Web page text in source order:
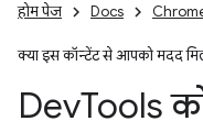
होम पेज Docs
क्या इस कॉन्टेंट से आपको मदद
DevTools